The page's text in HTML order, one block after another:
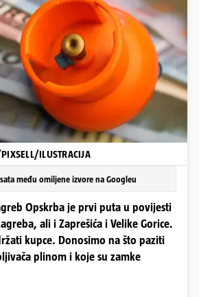
ILUSTRACIJA
među omiljene izvore na Googleu
Opskrba je prvi puta u povijesti
ali i Zaprešića i Velike Gorice.
kupce. Donosimo na što paziti
plinom i koje su zamke